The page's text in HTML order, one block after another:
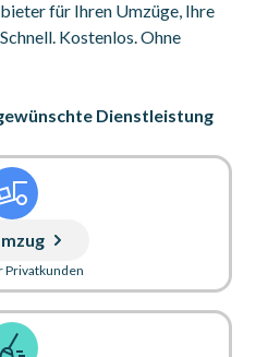
für Ihren Umzüge, Ihre
Kostenlos. Ohne
Dienstleistung
Privatkunden